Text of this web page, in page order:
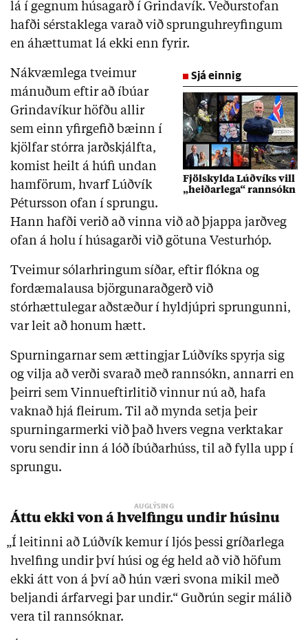
lá í gegn­um húsa­garð í Grinda­vík. Veð­ur­stof­an
hafði sér­stak­lega var­að við sprungu­hreyf­ing­um
en áhættumat lá ekki enn fyr­ir.
Sjá einnig
Fjölskylda Lúðvíks vill
„heiðarlega“ rannsókn
Nákvæmlega tveimur
mánuðum eftir að íbúar
Grindavíkur höfðu allir
sem einn yfirgefið bæinn í
kjölfar stórra jarðskjálfta,
komist heilt á húfi undan
hamförum, hvarf Lúðvík
Pétursson ofan í sprungu.
Hann hafði verið að vinna við að þjappa jarðveg
ofan á holu í húsagarði við götuna Vesturhóp.
Tveimur sólarhringum síðar, eftir flókna og
fordæmalausa björgunaraðgerð við
stórhættulegar aðstæður í hyldjúpri sprungunni,
var leit að honum hætt.
Spurningarnar sem ættingjar Lúðvíks spyrja sig
og vilja að verði svarað með rannsókn, annarri en
þeirri sem Vinnueftirlitið vinnur nú að, hafa
vaknað hjá fleirum. Til að mynda setja þeir
spurningarmerki við það hvers vegna verktakar
voru sendir inn á lóð íbúðarhúss, til að fylla upp í
sprungu.
Áttu ekki von á hvelfingu undir húsinu
„Í leitinni að Lúðvík kemur í ljós þessi gríðarlega
hvelfing undir því húsi og ég held að við höfum
ekki átt von á því að hún væri svona mikil með
beljandi árfarvegi þar undir.“ Guðrún segir málið
vera til rannsóknar.